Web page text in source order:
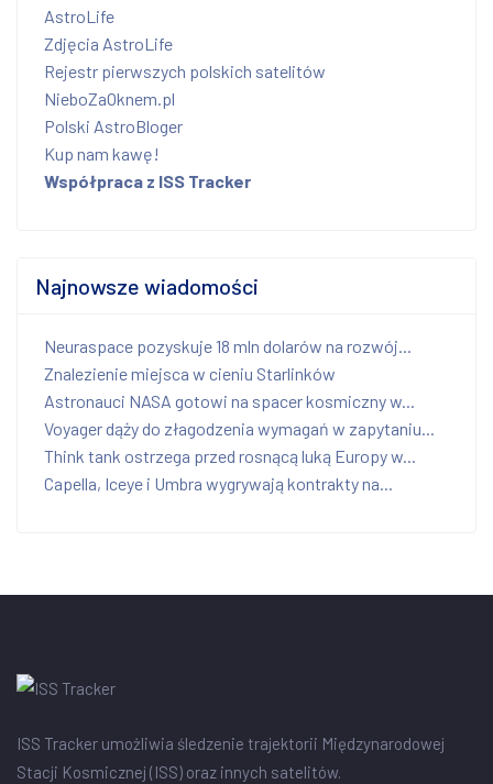
AstroLife
Zdjęcia AstroLife
Rejestr pierwszych polskich satelitów
NieboZaOknem.pl
Polski AstroBloger
Kup nam kawę!
Współpraca z ISS Tracker
Najnowsze wiadomości
Neuraspace pozyskuje 18 mln dolarów na rozwój...
Znalezienie miejsca w cieniu Starlinków
Astronauci NASA gotowi na spacer kosmiczny w...
Voyager dąży do złagodzenia wymagań w zapytaniu...
Think tank ostrzega przed rosnącą luką Europy w...
Capella, Iceye i Umbra wygrywają kontrakty na...
ISS Tracker umożliwia śledzenie trajektorii Międzynarodowej
Stacji Kosmicznej (ISS) oraz innych satelitów.